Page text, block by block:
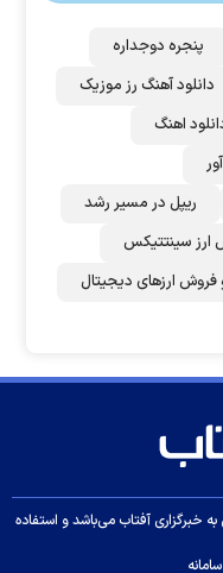
پنجره دوجداره
دانلود آهنگ رز‌ موزیک
اهنگ
ریپل در مسیر رشد
ارز سینتتیکس
فروش ارزهای دیجیتال
آفتاب می‌باشد و استفاده